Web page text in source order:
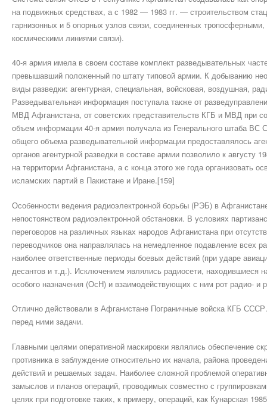
на подвижных средствах, а с 1982 — 1983 гг. — строительством
гарнизонных и 5 опорных узлов связи, соединенных
космическими линиями связи).
40-я армия имела в своем составе комплект разведывательных
превышавший положенный по штату типовой армии. К добыванию
виды разведки: агентурная, специальная, войсковая, воздушная,
Разведывательная информация поступала также от
МВД Афганистана, от советских представительств КГБ и МВД при
объем информации 40-я армия получала из Генерального штаба
общего объема разведывательной информации предоставлялось
органов агентурной разведки в составе армии позволило к августу
на территории Афганистана, а с конца этого же года организовать
исламских партий в Пакистане и Иране.[159]
Особенности ведения радиоэлектронной борьбы (РЭБ) в
непостоянством радиоэлектронной обстановки. В условиях
переговоров на различных языках народов Афганистана при
переводчиков она направлялась на немедленное подавление всех
наиболее ответственные периоды боевых действий (при ударе
десантов и т.д.). Исключением являлись радиосети, находившиеся
особого назначения (ОсН) и взаимодействующих с ним рот радио- и
Отлично действовали в Афганистане Пограничные войска КГБ
перед ними задачи.
Главными целями оперативной маскировки являлись обеспечение
противника в заблуждение относительно их начала, района
действий и решаемых задач. Наиболее сложной проблемой
замыслов и планов операций, проводимых совместно с
целях при подготовке таких, к примеру, операций, как Кунарская